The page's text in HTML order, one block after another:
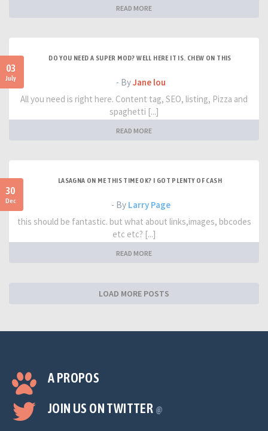
READ MORE
03
July
DO YOU NEED A SUPER MOD? WELL HERE IT IS. CHEW ON THIS
- ByJane lou
All you need is right here. Content tag, SEO, listing, Pizza and
spaghetti [...]
READ MORE
30
Dec
LASAGNA ON ME THIS TIME OK? I GOT PLENTY OF CASH
- By Larry Page
this should be fantastic. but what about links,images, bbcodes
etc etc? [...]
READ MORE
LOAD MORE POSTS
A PROPOS
JOIN US ON TWITTER @